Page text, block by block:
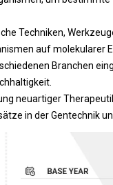
Techniken,
auf molekularer
Branchen
neuartiger
in der Gentechnik